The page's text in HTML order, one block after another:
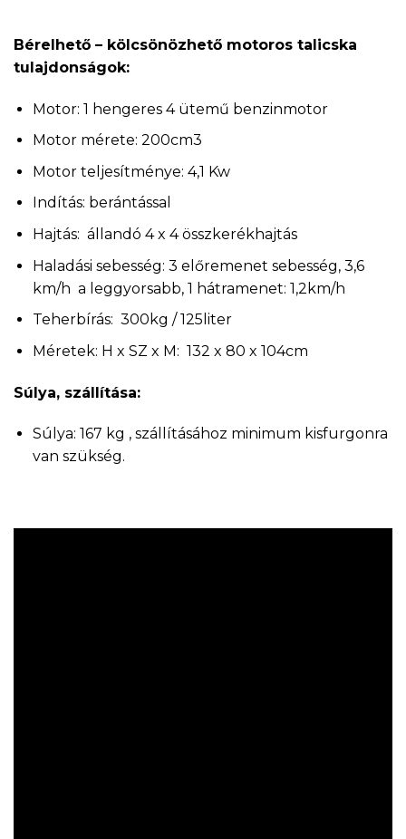
Bérelhető – kölcsönözhető motoros talicska
tulajdonságok:
Motor: 1 hengeres 4 ütemű benzinmotor
Motor mérete: 200cm3
Motor teljesítménye: 4,1 Kw
Indítás: berántással
Hajtás: állandó 4 x 4 összkerékhajtás
Haladási sebesség: 3 előremenet sebesség, 3,6
km/h a leggyorsabb, 1 hátramenet: 1,2km/h
Teherbírás: 300kg / 125liter
Méretek: H x SZ x M: 132 x 80 x 104cm
Súlya, szállítása:
Súlya: 167 kg , szállításához minimum kisfurgonra
van szükség.